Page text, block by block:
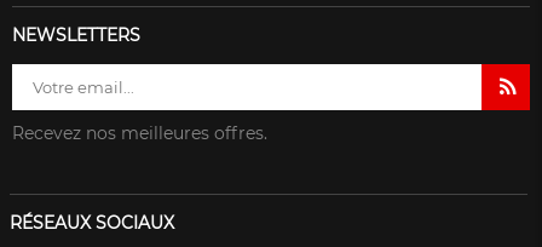
NEWSLETTERS
Recevez nos meilleures offres.
RÉSEAUX SOCIAUX